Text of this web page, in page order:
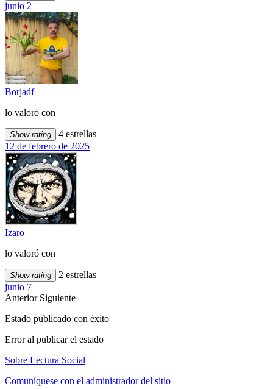
junio 2
Borjadf
lo valoró con
Show rating
4 estrellas
12 de febrero de 2025
Izaro
lo valoró con
Show rating
2 estrellas
junio 7
Anterior Siguiente
Estado publicado con éxito
Error al publicar el estado
Sobre Lectura Social
Comuníquese con el administrador del sitio